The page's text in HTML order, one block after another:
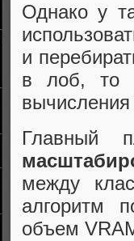
Однако у
и
в лоб, то
вычисления
Главный
между
алгоритм
объем